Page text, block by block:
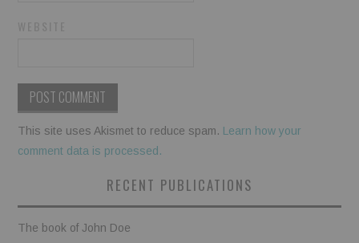
This site uses Akismet to reduce spam. Learn how your
comment data is processed.
RECENT PUBLICATIONS
The book of John Doe